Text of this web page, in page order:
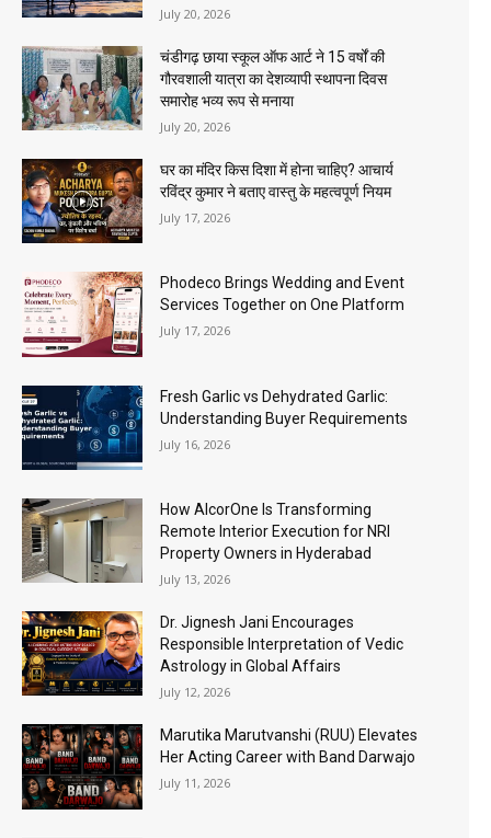
July 20, 2026
चंडीगढ़ छाया स्कूल ऑफ आर्ट ने 15 वर्षों की
गौरवशाली यात्रा का देशव्यापी स्थापना दिवस
समारोह भव्य रूप से मनाया
July 20, 2026
घर का मंदिर किस दिशा में होना चाहिए? आचार्य
रविंद्र कुमार ने बताए वास्तु के महत्वपूर्ण नियम
July 17, 2026
Phodeco Brings Wedding and Event
Services Together on One Platform
July 17, 2026
Fresh Garlic vs Dehydrated Garlic:
Understanding Buyer Requirements
July 16, 2026
How AlcorOne Is Transforming
Remote Interior Execution for NRI
Property Owners in Hyderabad
July 13, 2026
Dr. Jignesh Jani Encourages
Responsible Interpretation of Vedic
Astrology in Global Affairs
July 12, 2026
Marutika Marutvanshi (RUU) Elevates
Her Acting Career with Band Darwajo
July 11, 2026